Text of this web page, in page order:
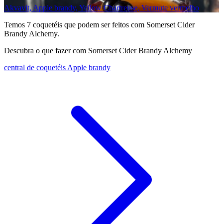
Akvavit, Apple brandy, Yellow Chartreuse, Vermute vermelho
Temos 7 coquetéis que podem ser feitos com Somerset Cider
Brandy Alchemy.
Descubra o que fazer com Somerset Cider Brandy Alchemy
central de coquetéis Apple brandy